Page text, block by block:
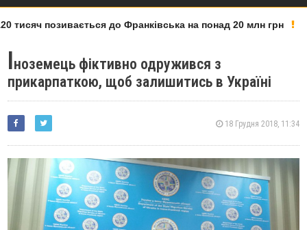
позивається до Франківська на понад 20 млн грн
Іноземець фіктивно одружився з
прикарпаткою, щоб залишитись в Україні
18 Грудня 2018, 11:34